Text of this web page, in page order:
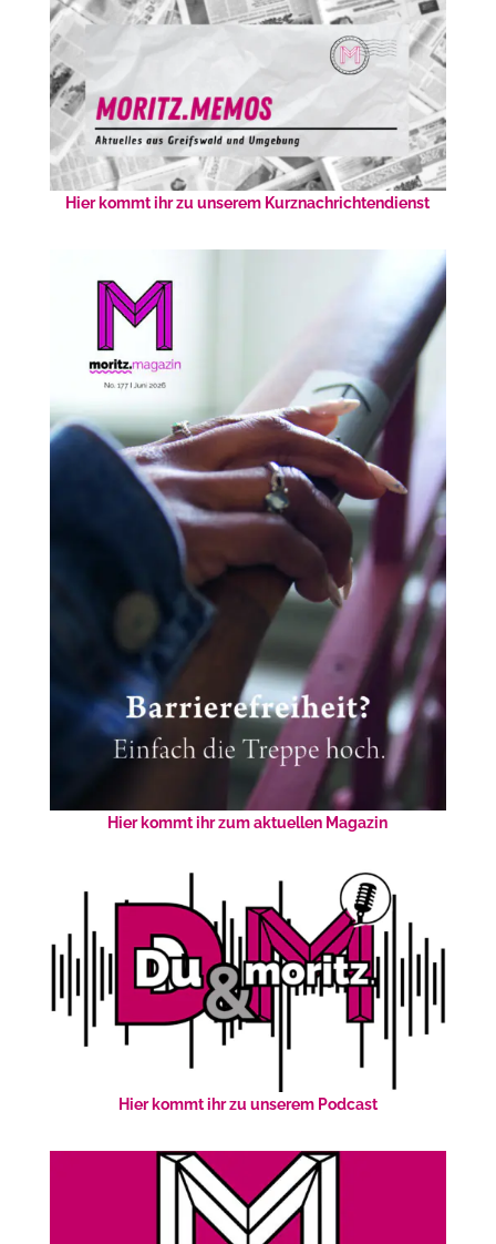
Hier kommt ihr zu unserem Kurznachrichtendienst
Hier kommt ihr zum aktuellen Magazin
Hier kommt ihr zu unserem Podcast